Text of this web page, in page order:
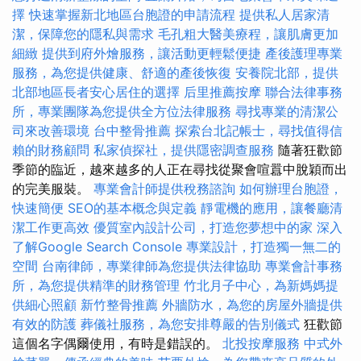
擇 快速掌握新北地區台胞證的申請流程 提供私人居家清
潔，保障您的隱私與需求 毛孔粗大醫美療程，讓肌膚更加
細緻 提供到府外燴服務，讓活動更輕鬆便捷 產後護理專業
服務，為您提供健康、舒適的產後恢復 安養院北部，提供
北部地區長者安心居住的選擇 后里推薦按摩 聯合法律事務
所，專業團隊為您提供全方位法律服務 尋找專業的清潔公
司來改善環境 台中整骨推薦 探索台北記帳士，尋找值得信
賴的財務顧問 私家偵探社，提供隱密調查服務 隨著狂歡節
季節的臨近，越來越多的人正在尋找從聚會喧囂中脫穎而出
的完美服裝。 專業會計師提供稅務諮詢 如何辦理台胞證，
快速簡便 SEO的基本概念與定義 靜電機的應用，讓餐廳清
潔工作更高效 優質室內設計公司，打造您夢想中的家 深入
了解Google Search Console 專業設計，打造獨一無二的
空間 台南律師，專業律師為您提供法律協助 專業會計事務
所，為您提供精準的財務管理 竹北月子中心，為新媽媽提
供細心照顧 新竹整骨推薦 外牆防水，為您的房屋外牆提供
有效的防護 葬儀社服務，為您安排尊嚴的告別儀式 狂歡節
這個名字偶爾使用，有時是錯誤的。 北投按摩服務 中式外